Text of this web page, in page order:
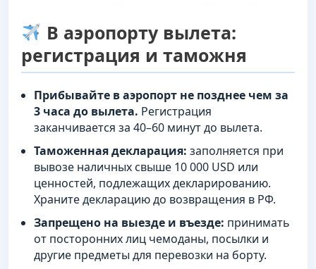
В аэропорту вылета:
регистрация и таможня
Прибывайте в аэропорт не позднее чем за
3 часа до вылета. Регистрация
заканчивается за 40–60 минут до вылета.
Таможенная декларация: заполняется при
вывозе наличных свыше 10 000 USD или
ценностей, подлежащих декларированию.
Храните декларацию до возвращения в РФ.
Запрещено на выезде и въезде: принимать
от посторонних лиц чемоданы, посылки и
другие предметы для перевозки на борту.